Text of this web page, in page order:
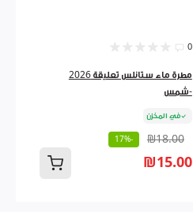
0
مطرة ماء ستانلس تعليقة 2026
-شمس
في المخزن
₪18.00
-17%
₪15.00